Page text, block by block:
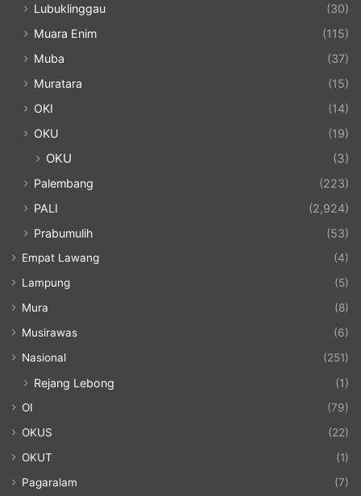
Lubuklinggau
(30)
Muara Enim
(115)
Muba
(37)
Muratara
(15)
OKI
(14)
OKU
(19)
OKU (3)
Palembang
(223)
PALI
(2,924)
Prabumulih
(53)
Empat Lawang
(4)
Lampung
(5)
Mura
(8)
Musirawas
(6)
Nasional
(251)
Rejang Lebong (1)
OI
(79)
OKUS
(22)
OKUT
(1)
Pagaralam
(7)